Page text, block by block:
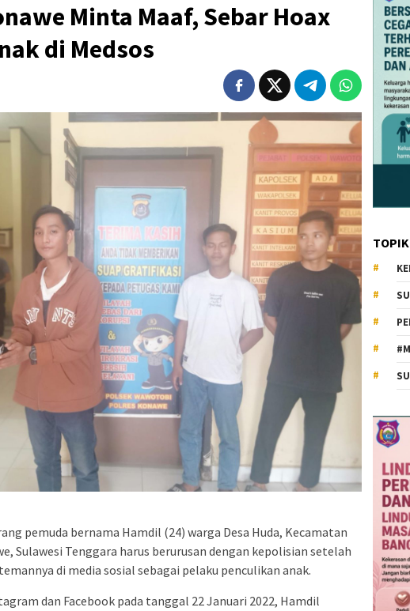
Minta Maaf, Sebar Hoax
di Medsos
pemuda bernama Hamdil (24) warga Desa Huda, Kecamatan
Sulawesi Tenggara harus berurusan dengan kepolisian setelah
di media sosial sebagai pelaku penculikan anak.
dan Facebook pada tanggal 22 Januari 2022, Hamdil